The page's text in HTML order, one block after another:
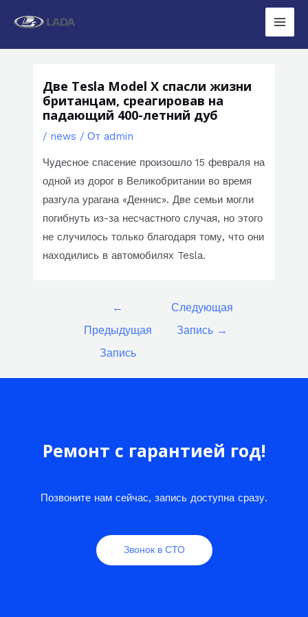
Main
Две Tesla Model X спасли жизни
британцам, среагировав на
падающий 400-летний дуб
/ news / От admin
Чудесное спасение произошло 15 февраля на
одной из дорог в Великобритании во время
разгула урагана «Деннис». Две семьи могли
погибнуть из-за несчастного случая, но этого
не случилось только благодаря тому, что они
находились в автомобилях Tesla.
←
Предыдущая
Запись
Следующая
Запись →
Ремонт с гарантией год!
Позвоните нам сейчас, запись доступна сразу.
Звонок в СТО